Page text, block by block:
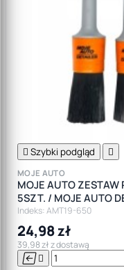
 Szybki podgląd 
MOJE AUTO
MOJE AUTO ZESTAW
5SZT. / MOJE AUTO
Indeks: AMT19-650
24,98 zł
39,98 zł z dostawą
 